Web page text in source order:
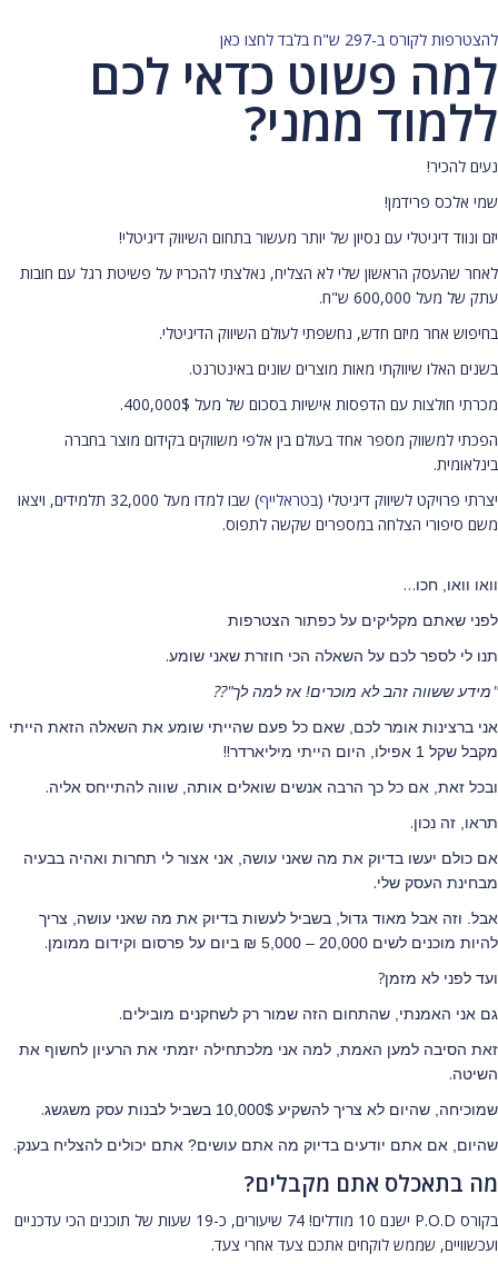
להצטרפות לקורס ב-297 ש"ח בלבד לחצו כאן
למה פשוט כדאי לכם
ללמוד ממני?
נעים להכיר!
שמי אלכס פרידמן!
יזם ונווד דיגיטלי עם נסיון של יותר מעשור בתחום השיווק דיגיטלי!
לאחר שהעסק הראשון שלי לא הצליח, נאלצתי להכריז על פשיטת רגל עם חובות
עתק של מעל 600,000 ש"ח.
בחיפוש אחר מיזם חדש, נחשפתי לעולם השיווק הדיגיטלי.
בשנים האלו שיווקתי מאות מוצרים שונים באינטרנט.
מכרתי חולצות עם הדפסות אישיות בסכום של מעל 400,000$.
הפכתי למשווק מספר אחד בעולם בין אלפי משווקים בקידום מוצר בחברה
בינלאומית.
יצרתי פרויקט לשיווק דיגיטלי (בטראלייף
) שבו למדו מעל 32,000 תלמידים, ויצאו
משם סיפורי הצלחה במספרים שקשה לתפוס.
וואו וואו, חכו…
לפני שאתם מקליקים על כפתור הצטרפות
תנו לי לספר לכם על השאלה הכי חוזרת שאני שומע.
"מידע ששווה זהב לא מוכרים! אז למה לך??"
אני ברצינות אומר לכם, שאם כל פעם שהייתי שומע את השאלה הזאת הייתי
מקבל שקל 1 אפילו, היום הייתי מיליארדר
!!
ובכל זאת, אם כל כך הרבה אנשים שואלים אותה, שווה להתייחס אליה.
תראו, זה נכון.
אם כולם יעשו בדיוק את מה שאני עושה, אני אצור לי תחרות ואהיה בבעיה
מבחינת העסק שלי.
אבל. וזה אבל מאוד גדול, בשביל לעשות בדיוק את מה שאני עושה, צריך
להיות מוכנים לשים 20,000 – 5,000 ₪ ביום על פרסום וקידום ממומן
.
ועד לפני לא מזמן?
גם אני האמנתי, שהתחום הזה שמור רק לשחקנים מובילים.
זאת הסיבה למען האמת, למה אני מלכתחילה יזמתי את הרעיון לחשוף את
השיטה.
שמוכיחה, שהיום לא צריך להשקיע 10,000$ בשביל לבנות עסק משגשג .
שהיום, אם אתם יודעים בדיוק מה אתם עושים? אתם יכולים להצליח בענק.
מה בתאכלס אתם מקבלים?
בקורס P.O.D ישנם 10 מודלים! 74 שיעורים, כ-19 שעות של תוכנים הכי עדכניים
ועכשוויים, שממש לוקחים אתכם צעד אחרי צעד.